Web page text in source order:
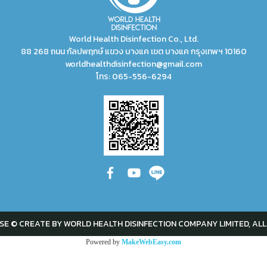
World Health Disinfection Co., Ltd.
88 268 ถนน กัลปพฤกษ์ แขวง บางแค เขต บางแค กรุงเทพฯ 10160
worldhealthdisinfection@gmail.com
โทร:065-556-6294
© CREATE BY WORLD HEALTH DISINFECTION COMPANY LIMITED,
Powered by MakeWebEasy.com